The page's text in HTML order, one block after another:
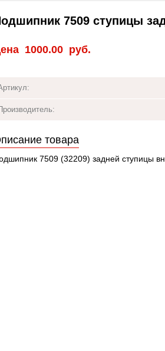
7509 ступицы
1000.00 руб.
товара
7509 (32209) задней ступицы